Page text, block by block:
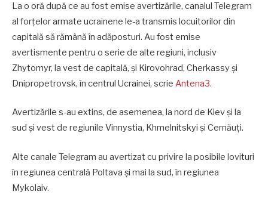
La o oră după ce au fost emise avertizările, canalul Telegram
al forțelor armate ucrainene le-a transmis locuitorilor din
capitală să rămână în adăposturi. Au fost emise
avertismente pentru o serie de alte regiuni, inclusiv
Zhytomyr, la vest de capitală, și Kirovohrad, Cherkassy și
Dnipropetrovsk, în centrul Ucrainei, scrie Antena3.
Avertizările s-au extins, de asemenea, la nord de Kiev și la
sud și vest de regiunile Vinnystia, Khmelnitskyi și Cernăuți.
Alte canale Telegram au avertizat cu privire la posibile lovituri
în regiunea centrală Poltava și mai la sud, în regiunea
Mykolaiv.